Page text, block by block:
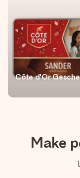
Côte d'Or
Make